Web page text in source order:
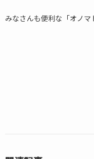
みなさんも便利な「オノマ